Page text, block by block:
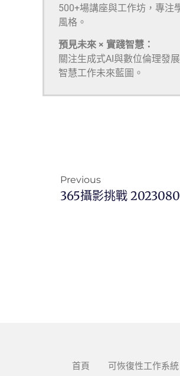
500+場講座與工作坊，專注
風格。
預見未來 × 實踐智慧：
關注生成式AI與數位倫理發
智慧工作未來藍圖。
Previous
365攝影挑戰
首頁 可恢復性工作系統